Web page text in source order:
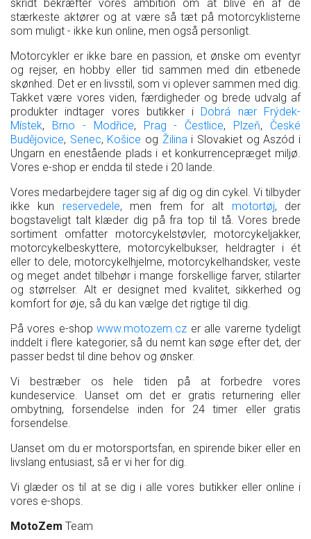
skridt bekræfter vores ambition om at blive en af de
stærkeste aktører og at være så tæt på motorcyklisterne
som muligt - ikke kun online, men også personligt.
Motorcykler er ikke bare en passion, et ønske om eventyr
og rejser, en hobby eller tid sammen med din etbenede
skønhed. Det er en livsstil, som vi oplever sammen med dig.
Takket være vores viden, færdigheder og brede udvalg af
produkter indtager vores butikker i Dobrá nær Frýdek-
Místek, Brno - Modřice, Prag - Čestlice, Plzeň, České
Budějovice, Senec, Košice og Žilinai Slovakiet og Aszód i
Ungarn en enestående plads i et konkurrencepræget miljø.
Vores e-shop er endda til stede i 20 lande.
Vores medarbejdere tager sig af dig og din cykel. Vi tilbyder
ikke kun reservedele, men frem for alt motortøj, der
bogstaveligt talt klæder dig på fra top til tå. Vores brede
sortiment omfatter motorcykelstøvler, motorcykeljakker,
motorcykelbeskyttere, motorcykelbukser, heldragter i ét
eller to dele, motorcykelhjelme, motorcykelhandsker, veste
og meget andet tilbehør i mange forskellige farver, stilarter
og størrelser. Alt er designet med kvalitet, sikkerhed og
komfort for øje, så du kan vælge det rigtige til dig.
På vores e-shopwww.motozem.cz er alle varerne tydeligt
inddelt i flere kategorier, så du nemt kan søge efter det, der
passer bedst til dine behov og ønsker.
Vi bestræber os hele tiden på at forbedre vores
kundeservice. Uanset om det er gratis returnering eller
ombytning, forsendelse inden for 24 timer eller gratis
forsendelse.
Uanset om du er motorsportsfan, en spirende biker eller en
livslang entusiast, så er vi her for dig.
Vi glæder os til at se dig i alle vores butikker eller online i
vores e-shops.
MotoZem Team